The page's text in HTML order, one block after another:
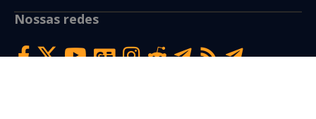
Nossas redes